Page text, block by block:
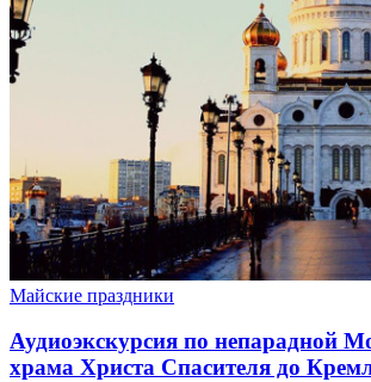
Майские праздники
Аудиоэкскурсия по непарадной
храма Христа Спасителя до